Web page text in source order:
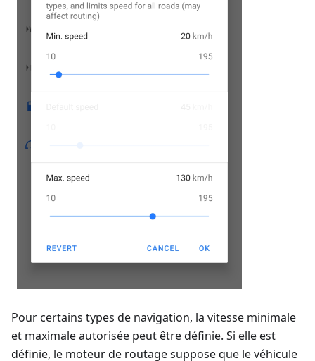
Pour certains types de navigation, la vitesse minimale
et maximale autorisée peut être définie. Si elle est
définie, le moteur de routage suppose que le véhicule